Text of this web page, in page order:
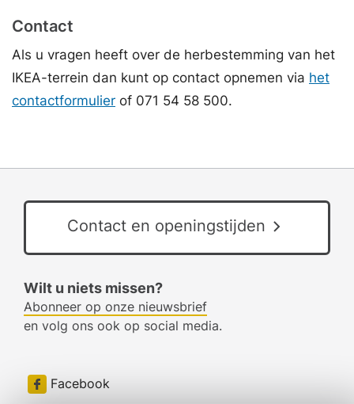
Contact
Als u vragen heeft over de herbestemming van het
IKEA-terrein dan kunt op contact opnemen via het
contactformulier of 071 54 58 500.
Contact en openingstijden
Wilt u niets missen?
Abonneer op onze nieuwsbrief
en volg ons ook op social media.
Facebook